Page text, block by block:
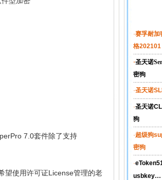
7.0套件除了支持
望使用许可证License管理的老
·赛孚耐加
格202101
·圣天诺
密狗
·圣天诺
·圣天诺
狗
·超级狗
密狗
·
usbkey...